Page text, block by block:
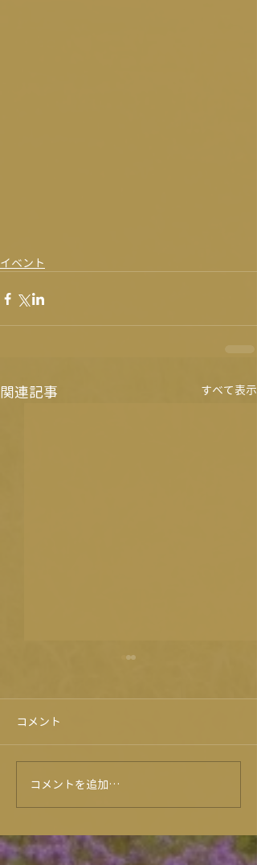
イベント
関連記事 すべて表示
旭志牛試食会！？😍
コメント
コメントを追加…